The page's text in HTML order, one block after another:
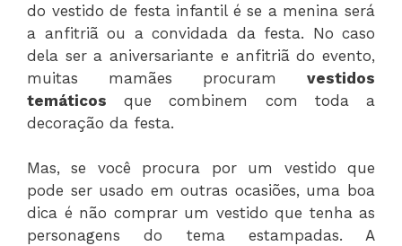
do vestido de festa infantil é se a menina será
a anfitriã ou a convidada da festa. No caso
dela ser a aniversariante e anfitriã do evento,
muitas mamães procuram vestidos
temáticos que combinem com toda a
decoração da festa.
Mas, se você procura por um vestido que
pode ser usado em outras ocasiões, uma boa
dica é não comprar um vestido que tenha as
personagens do tema estampadas. A